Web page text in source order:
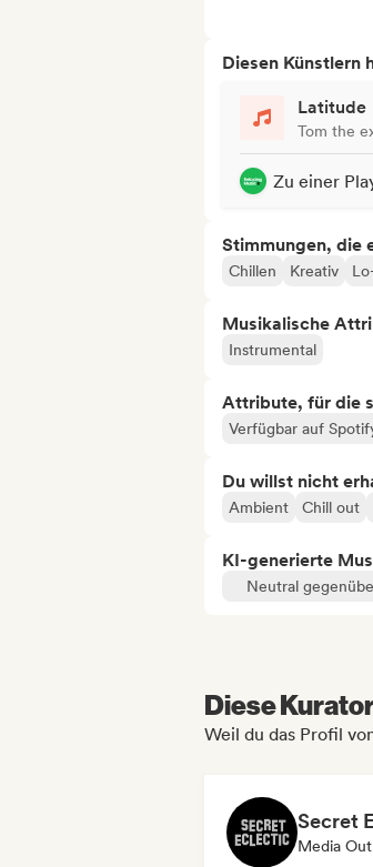
Diesen Künstlern
Latitude
Tom the
Zu einer
Stimmungen, die
Chillen Kreativ
Musikalische
Instrumental
Attribute, für die
Verfügbar auf
Du willst nicht
Ambient Chill out
KI-generierte
Neutral
Diese
Weil du das Profil
Secret
Media